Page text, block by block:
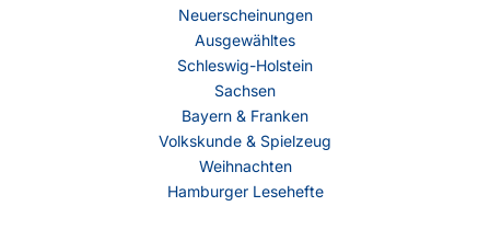
Neuerscheinungen
Ausgewähltes
Schleswig-Holstein
Sachsen
Bayern & Franken
Volkskunde & Spielzeug
Weihnachten
Hamburger Lesehefte